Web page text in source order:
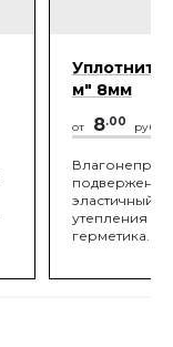
м" 8мм
от 8.00 руб/
эластичный
утепления
герметика.